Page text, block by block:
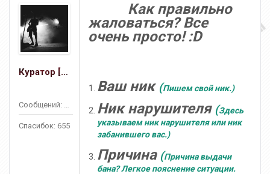
Куратор [ZM]
Сообщений: 423
Спасибок: 655
Как правильно
жаловаться?Все
очень просто! :D
Ваш ник (Пишем свой ник.)
Ник нарушителя (Здесь
указываем ник нарушителя или ник
забанившего вас.)
Причина (Причина выдачи
бана? Легкое пояснение ситуации.